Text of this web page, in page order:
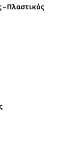
Πλαστικός